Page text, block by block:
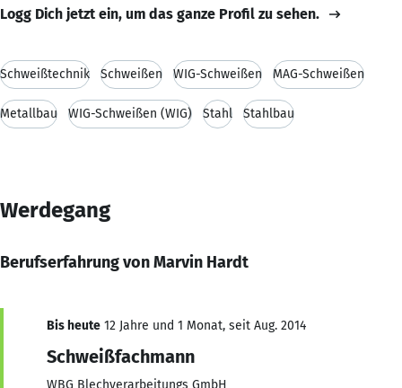
Logg Dich jetzt ein, um das ganze Profil zu sehen.
Schweißtechnik Schweißen WIG-Schweißen MAG-Schweißen
Metallbau WIG-Schweißen (WIG) Stahl Stahlbau
Werdegang
Berufserfahrung von Marvin Hardt
Bis heute 12 Jahre und 1 Monat, seit Aug. 2014
Schweißfachmann
WBG Blechverarbeitungs GmbH